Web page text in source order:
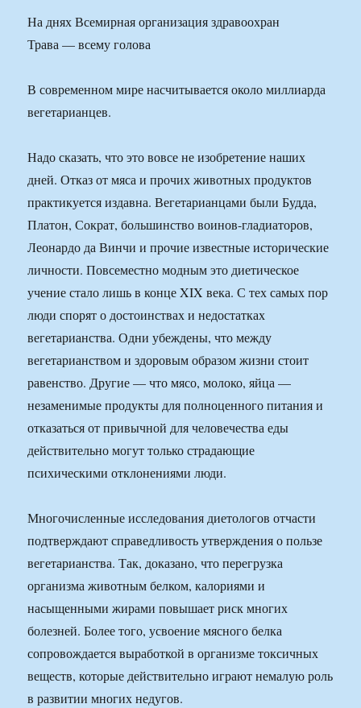
На днях Всемирная организация здравоохран
Трава — всему голова
В современном мире насчитывается около миллиарда
вегетарианцев.
Надо сказать, что это вовсе не изобретение наших
дней. Отказ от мяса и прочих животных продуктов
практикуется издавна. Вегетарианцами были Будда,
Платон, Сократ, большинство воинов-гладиаторов,
Леонардо да Винчи и прочие известные исторические
личности. Повсеместно модным это диетическое
учение стало лишь в конце XIX века. С тех самых пор
люди спорят о достоинствах и недостатках
вегетарианства. Одни убеждены, что между
вегетарианством и здоровым образом жизни стоит
равенство. Другие — что мясо, молоко, яйца —
незаменимые продукты для полноценного питания и
отказаться от привычной для человечества еды
действительно могут только страдающие
психическими отклонениями люди.
Многочисленные исследования диетологов отчасти
подтверждают справедливость утверждения о пользе
вегетарианства. Так, доказано, что перегрузка
организма животным белком, калориями и
насыщенными жирами повышает риск многих
болезней. Более того, усвоение мясного белка
сопровождается выработкой в организме токсичных
веществ, которые действительно играют немалую роль
в развитии многих недугов.